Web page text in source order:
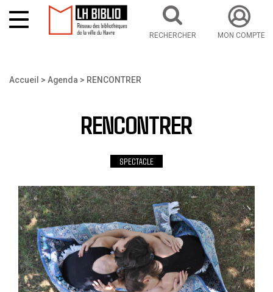
RECHERCHER MON COMPTE
Accueil Agenda RENCONTRER
RENCONTRER
SPECTACLE